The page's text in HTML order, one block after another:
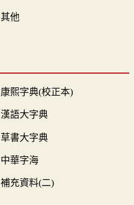
其他
康熙字典(校正本)
漢語大字典
草書大字典
中華字海
補充資料(二)